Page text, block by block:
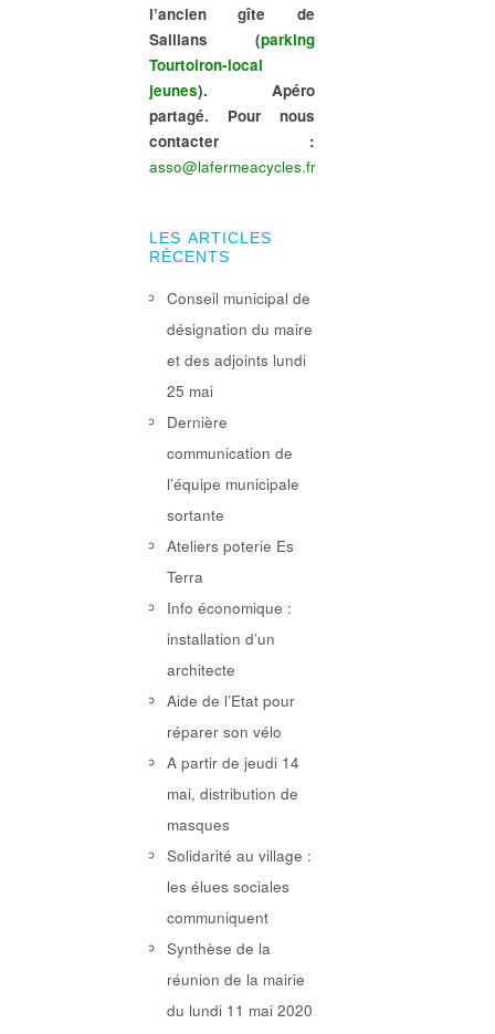
l’anciengîte de
Saillans (parking
Tourtoiron-local
jeunes). Apéro
partagé. Pour nous
contacter :
asso@lafermeacycles.fr
LES ARTICLES
RÉCENTS
Conseil municipal de
désignation du maire
et des adjoints lundi
25 mai
Dernière
communication de
l’équipe municipale
sortante
Ateliers poterie Es
Terra
Info économique :
installation d’un
architecte
Aide de l’Etat pour
réparer son vélo
A partir de jeudi 14
mai, distribution de
masques
Solidarité au village :
les élues sociales
communiquent
Synthèse de la
réunion de la mairie
du lundi 11 mai 2020